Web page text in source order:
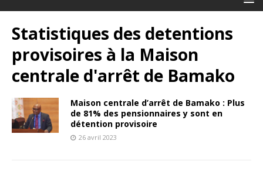
Statistiques des detentions
provisoires à la Maison
centrale d'arrêt de Bamako
Maison centrale d’arrêt de Bamako : Plus
de 81% des pensionnaires y sont en
détention provisoire
26 avril 2023